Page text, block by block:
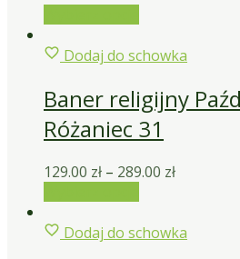
Dodaj do schowka
Baner religijny
Różaniec 31
129.00 zł – 289.00 zł
Dodaj do schowka